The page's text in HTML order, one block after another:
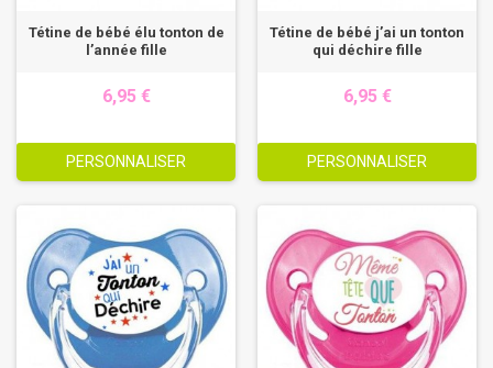
Tétine de bébé élu tonton de
l’année fille
6,95 €
PERSONNALISER
Tétine de bébé j’ai un tonton
qui déchire fille
6,95 €
PERSONNALISER